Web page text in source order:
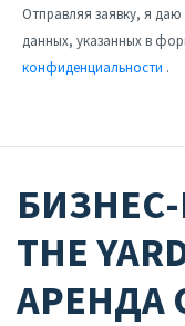
Отправляя заявку, я
данных, указанных в
конфиденциальности .
THE
АРЕНДА